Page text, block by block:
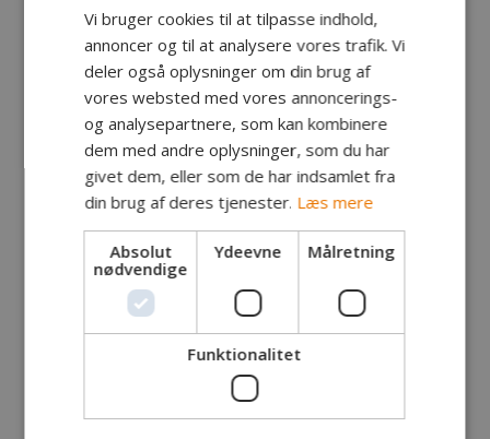
Fanger: Kim Dalgaard, Skibby
Fangst: Makrel
Lokalitet: Klippe ved Allinge
Vi bruger cookies til at tilpasse indhold,
annoncer og til at analysere vores trafik. Vi
deler også oplysninger om din brug af
vores websted med vores annoncerings-
og analysepartnere, som kan kombinere
dem med andre oplysninger, som du har
givet dem, eller som de har indsamlet fra
din brug af deres tjenester. Læs mere
Absolut
nødvendige
Ydeevne Målretning
Funktionalitet